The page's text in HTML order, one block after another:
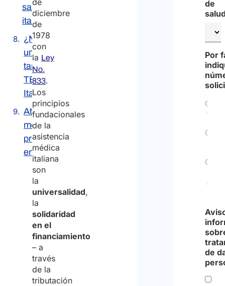
salud
italiana
¿Necesito
una
tarjeta
TES para
Italia?
Atención
médica
privada
en Italia
de
diciembre
de
1978
con
la Ley
No.
833.
Los
principios
fundacionales
de la
asistencia
médica
italiana
son
la
universalidad,
la
solidaridad
en el
financiamiento
– a
través
de la
tributación
de
Por
1
o
de